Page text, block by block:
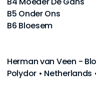
B5 Onder Ons
B6 Bloesem
Herman van Veen -
Polydor • Netherlands